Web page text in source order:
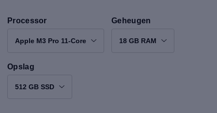
Processor
Apple M3 Pro 11-Core
Geheugen
18 GB RAM
Opslag
512 GB SSD